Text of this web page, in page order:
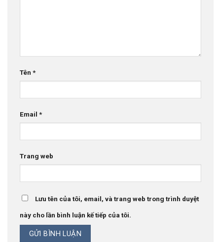
Tên *
Email *
Trang web
Lưu tên của tôi, email, và trang web trong trình duyệt
này cho lần bình luận kế tiếp của tôi.